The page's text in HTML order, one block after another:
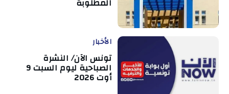
الأخبار
تونس الآن/ النشرة
الصباحية ليوم السبت 9
أوت 2026